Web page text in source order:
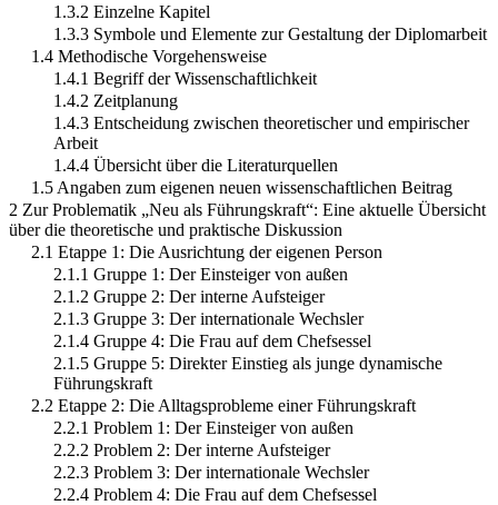
1.3.2 Einzelne Kapitel
1.3.3 Symbole und Elemente zur Gestaltung der Diplomarbeit
1.4 Methodische Vorgehensweise
1.4.1 Begriff der Wissenschaftlichkeit
1.4.2 Zeitplanung
1.4.3 Entscheidung zwischen theoretischer und empirischer
Arbeit
1.4.4 Übersicht über die Literaturquellen
1.5 Angaben zum eigenen neuen wissenschaftlichen Beitrag
2 Zur Problematik „Neu als Führungskraft“: Eine aktuelle Übersicht
über die theoretische und praktische Diskussion
2.1 Etappe 1: Die Ausrichtung der eigenen Person
2.1.1 Gruppe 1: Der Einsteiger von außen
2.1.2 Gruppe 2: Der interne Aufsteiger
2.1.3 Gruppe 3: Der internationale Wechsler
2.1.4 Gruppe 4: Die Frau auf dem Chefsessel
2.1.5 Gruppe 5: Direkter Einstieg als junge dynamische
Führungskraft
2.2 Etappe 2: Die Alltagsprobleme einer Führungskraft
2.2.1 Problem 1: Der Einsteiger von außen
2.2.2 Problem 2: Der interne Aufsteiger
2.2.3 Problem 3: Der internationale Wechsler
2.2.4 Problem 4: Die Frau auf dem Chefsessel